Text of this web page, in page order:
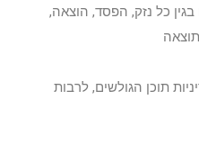
כל נזק, הפסד, הוצאה,
תוכן הגולשים, לרבות